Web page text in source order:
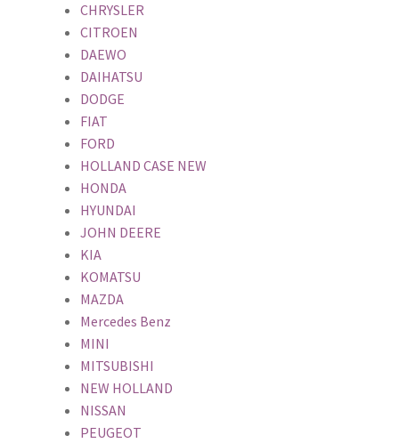
CHRYSLER
CITROEN
DAEWO
DAIHATSU
DODGE
FIAT
FORD
HOLLAND CASE NEW
HONDA
HYUNDAI
JOHN DEERE
KIA
KOMATSU
MAZDA
Mercedes Benz
MINI
MITSUBISHI
NEW HOLLAND
NISSAN
PEUGEOT